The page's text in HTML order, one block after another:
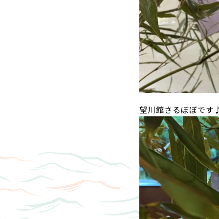
望川館さるぼぼで